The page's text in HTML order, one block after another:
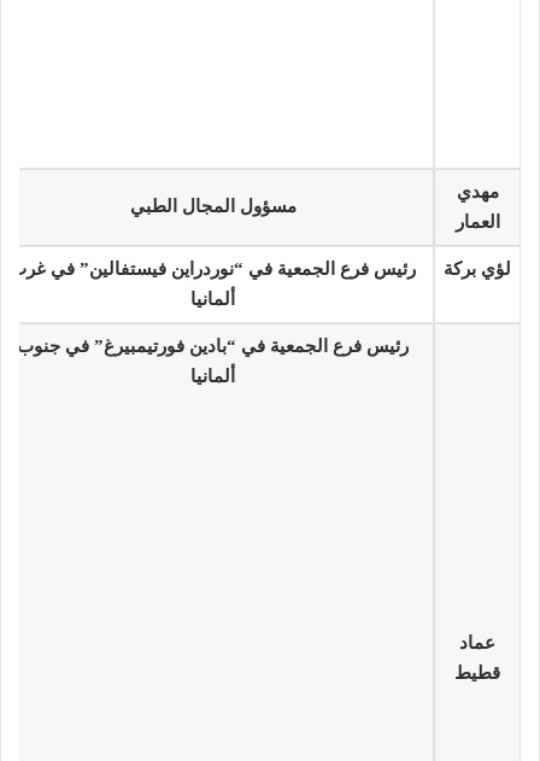
مهدي
العمار
مسؤول المجال الطبي
لؤي بركة
رئيس فرع الجمعية في “نوردراين فيستفالين” في غرب
ألمانيا
عماد
قطيط
رئيس فرع الجمعية في “بادين فورتيمبيرغ” في جنوب
ألمانيا